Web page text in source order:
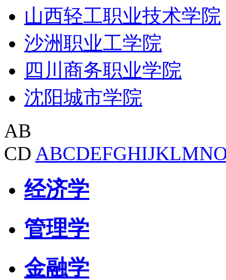
山西轻工职业技术学院
沙洲职业工学院
四川商务职业学院
沈阳城市学院
AB
CD ABCDEFGHIJKLMN
经济学
管理学
金融学